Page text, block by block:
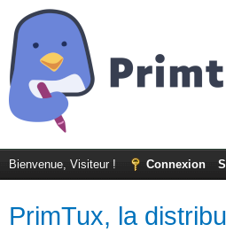
Bienvenue, Visiteur ! Connexion
PrimTux, la